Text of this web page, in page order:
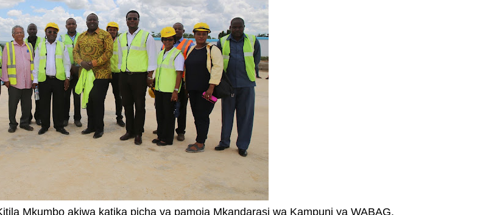
Mkumbo akiwa katika picha ya pamoja Mkandarasi wa Kampuni ya WABAG,